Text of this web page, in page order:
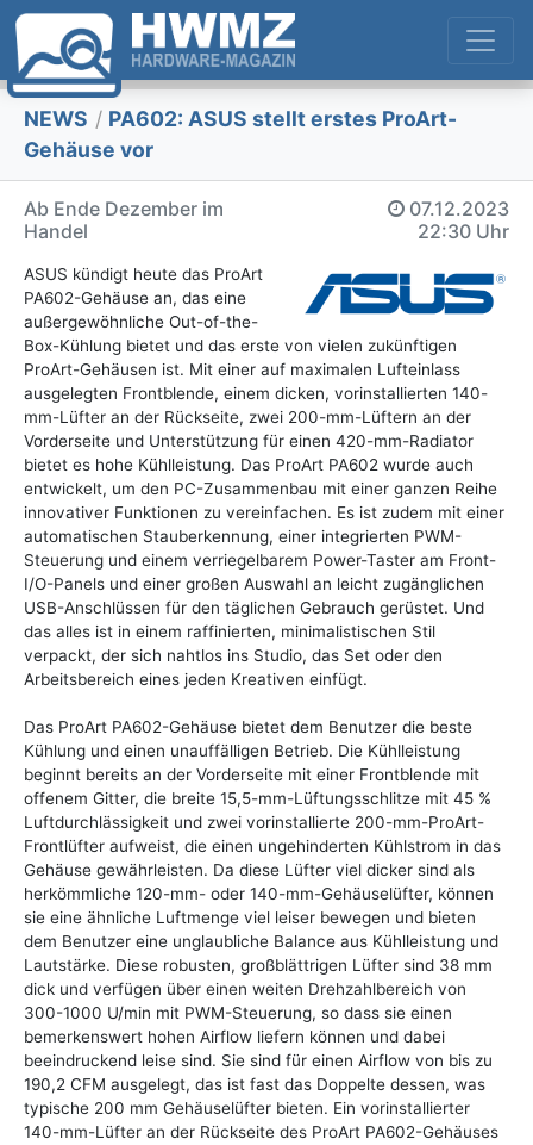
NEWS / PA602: ASUS stellt erstes ProArt-
Gehäuse vor
Ab Ende Dezember im
Handel
07.12.2023
22:30 Uhr
ASUS kündigt heute das ProArt
PA602-Gehäuse an, das eine
außergewöhnliche Out-of-the-
Box-Kühlung bietet und das erste von vielen zukünftigen
ProArt-Gehäusen ist. Mit einer auf maximalen Lufteinlass
ausgelegten Frontblende, einem dicken, vorinstallierten 140-
mm-Lüfter an der Rückseite, zwei 200-mm-Lüftern an der
Vorderseite und Unterstützung für einen 420-mm-Radiator
bietet es hohe Kühlleistung. Das ProArt PA602 wurde auch
entwickelt, um den PC-Zusammenbau mit einer ganzen Reihe
innovativer Funktionen zu vereinfachen. Es ist zudem mit einer
automatischen Stauberkennung, einer integrierten PWM-
Steuerung und einem verriegelbarem Power-Taster am Front-
I/O-Panels und einer großen Auswahl an leicht zugänglichen
USB-Anschlüssen für den täglichen Gebrauch gerüstet. Und
das alles ist in einem raffinierten, minimalistischen Stil
verpackt, der sich nahtlos ins Studio, das Set oder den
Arbeitsbereich eines jeden Kreativen einfügt.
Das ProArt PA602-Gehäuse bietet dem Benutzer die beste
Kühlung und einen unauffälligen Betrieb. Die Kühlleistung
beginnt bereits an der Vorderseite mit einer Frontblende mit
offenem Gitter, die breite 15,5-mm-Lüftungsschlitze mit 45 %
Luftdurchlässigkeit und zwei vorinstallierte 200-mm-ProArt-
Frontlüfter aufweist, die einen ungehinderten Kühlstrom in das
Gehäuse gewährleisten. Da diese Lüfter viel dicker sind als
herkömmliche 120-mm- oder 140-mm-Gehäuselüfter, können
sie eine ähnliche Luftmenge viel leiser bewegen und bieten
dem Benutzer eine unglaubliche Balance aus Kühlleistung und
Lautstärke. Diese robusten, großblättrigen Lüfter sind 38 mm
dick und verfügen über einen weiten Drehzahlbereich von
300-1000 U/min mit PWM-Steuerung, so dass sie einen
bemerkenswert hohen Airflow liefern können und dabei
beeindruckend leise sind. Sie sind für einen Airflow von bis zu
190,2 CFM ausgelegt, das ist fast das Doppelte dessen, was
typische 200 mm Gehäuselüfter bieten. Ein vorinstallierter
140-mm-Lüfter an der Rückseite des ProArt PA602-Gehäuses